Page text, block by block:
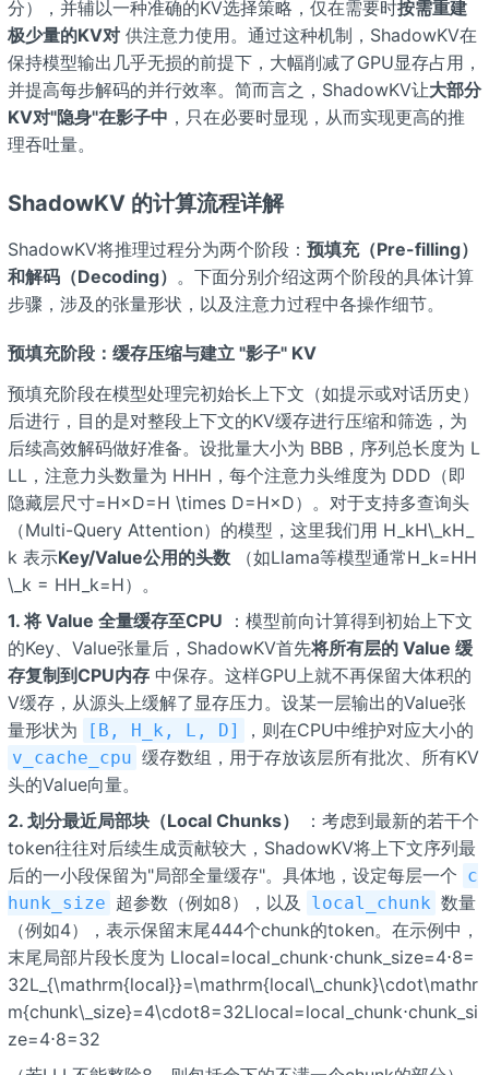
分），并辅以一种准确的KV选择策略，仅在需要时按需重建
极少量的KV对供注意力使用。通过这种机制，ShadowKV在
保持模型输出几乎无损的前提下，大幅削减了GPU显存占用，
并提高每步解码的并行效率。简而言之，ShadowKV让大部分
KV对"隐身"在影子中 ，只在必要时显现，从而实现更高的推
理吞吐量。
ShadowKV 的计算流程详解
ShadowKV将推理过程分为两个阶段： 预填充（Pre-filling）
和解码（Decoding） 。下面分别介绍这两个阶段的具体计算
步骤，涉及的张量形状，以及注意力过程中各操作细节。
预填充阶段：缓存压缩与建立 "影子" KV
预填充阶段在模型处理完初始长上下文（如提示或对话历史）
后进行，目的是对整段上下文的KV缓存进行压缩和筛选，为
后续高效解码做好准备。设批量大小为 BBB，序列总长度为 L
LL，注意力头数量为 HHH，每个注意力头维度为 DDD（即
隐藏层尺寸=H×D=H \times D=H×D）。对于支持多查询头
（Multi-Query Attention）的模型，这里我们用 H_kH\_kH_
k 表示Key/Value公用的头数（如Llama等模型通常H_k=HH
\_k = HH_k=H）。
1. 将 Value 全量缓存至CPU ：模型前向计算得到初始上下文
的Key、Value张量后，ShadowKV首先将所有层的 Value 缓
存复制到CPU内存中保存。这样GPU上就不再保留大体积的
V缓存，从源头上缓解了显存压力。设某一层输出的Value张
量形状为
[B, H_k, L, D] ，则在CPU中维护对应大小的
v_cache_cpu 缓存数组，用于存放该层所有批次、所有KV
头的Value向量。
2. 划分最近局部块（Local Chunks）
：考虑到最新的若干个
token往往对后续生成贡献较大，ShadowKV将上下文序列最
后的一小段保留为"局部全量缓存"。具体地，设定每层一个 c
hunk_size 超参数（例如8），以及 local_chunk 数量
（例如4），表示保留末尾444个chunk的token。在示例中，
末尾局部片段长度为 Llocal=local_chunk⋅chunk_size=4⋅8=
32L_{\mathrm{local}}=\mathrm{local\_chunk}\cdot\mathr
m{chunk\_size}=4\cdot8=32Llocal=local_chunk⋅chunk_si
ze=4⋅8=32